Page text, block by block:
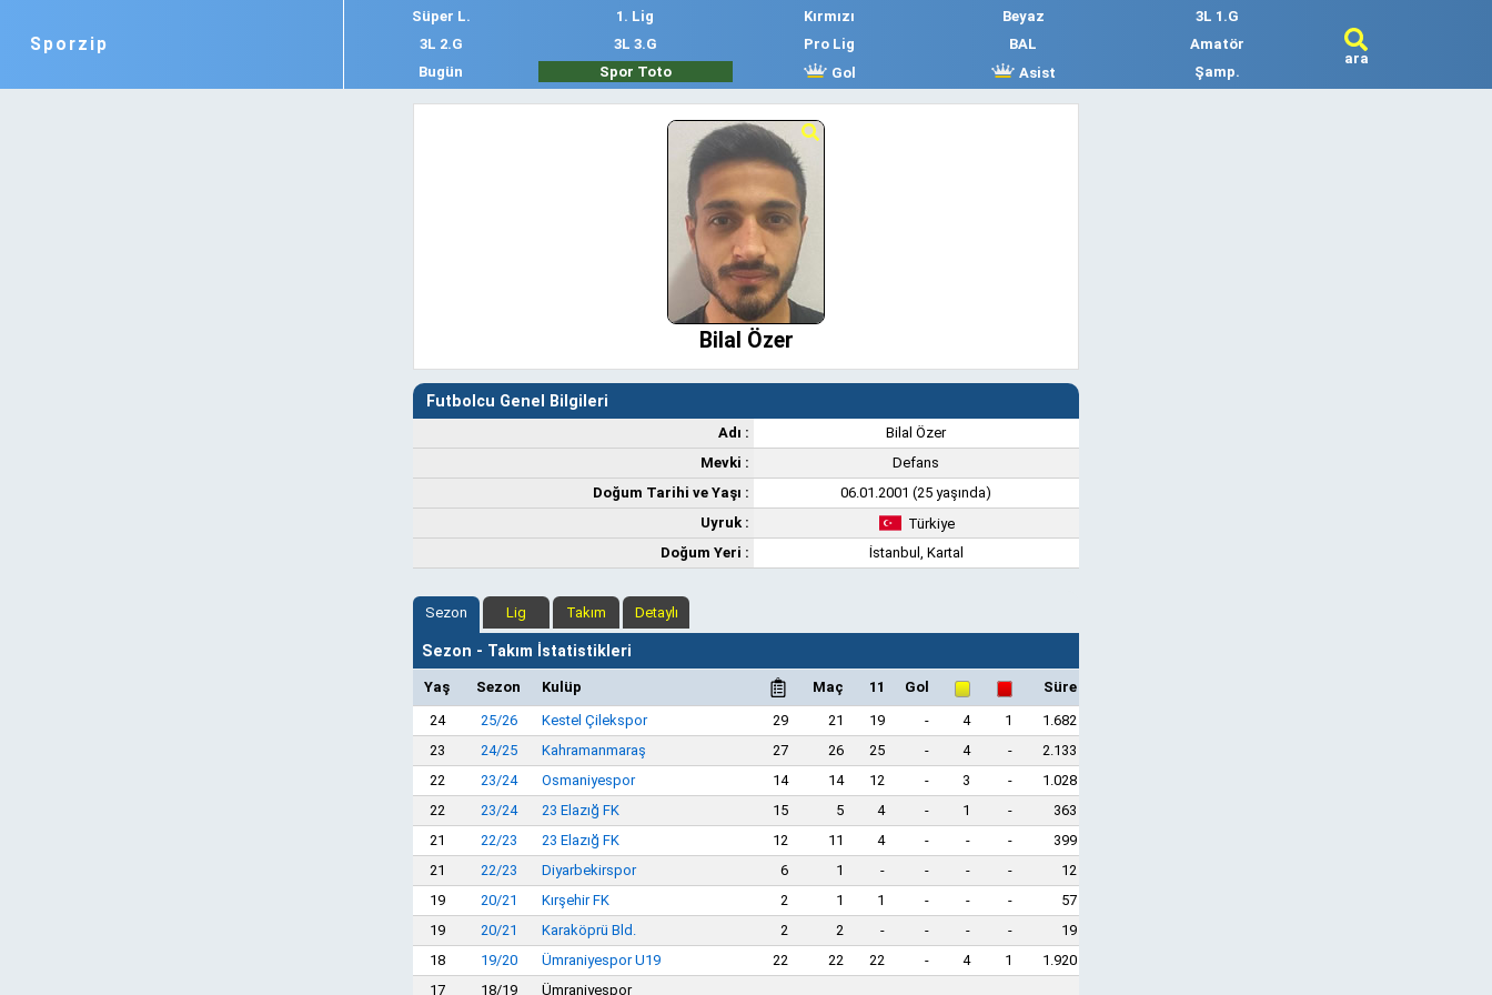
Sporzip
Süper L. 1. Lig Kırmızı Beyaz
3L 1.G
3L 2.G
3L 3.G Pro Lig BAL
Amatör
Bugün
Spor Toto Gol Asist Şamp.
ara
Bilal Özer
Futbolcu Genel Bilgileri
Adı :
Bilal Özer
Mevki :
Defans
Doğum Tarihi ve Yaşı :
06.01.2001 (25 yaşında)
Uyruk :
Türkiye
Doğum Yeri :
İstanbul, Kartal
Sezon Lig Takım Detaylı
Sezon - Takım İstatistikleri
Yaş Sezon Kulüp Maç 11 Gol
Süre
24
25/26 Kestel Çilekspor 29 21 19 - 4 1
1.682
23
24/25 Kahramanmaraş 27 26 25 - 4 -
2.133
22
23/24 Osmaniyespor 14 14 12 - 3 -
1.028
22
23/24 23 Elazığ FK 15 5 4 - 1 -
363
21
22/23 23 Elazığ FK 12 11 4 - - -
399
21
22/23 Diyarbekirspor 6 1 - - - -
12
19
20/21 Kırşehir FK 2 1 1 - - -
57
19
20/21 Karaköprü Bld. 2 2 - - - -
19
18
19/20 Ümraniyespor U19 22 22 22 - 4 1
1.920
17
18/19 Ümraniyespor